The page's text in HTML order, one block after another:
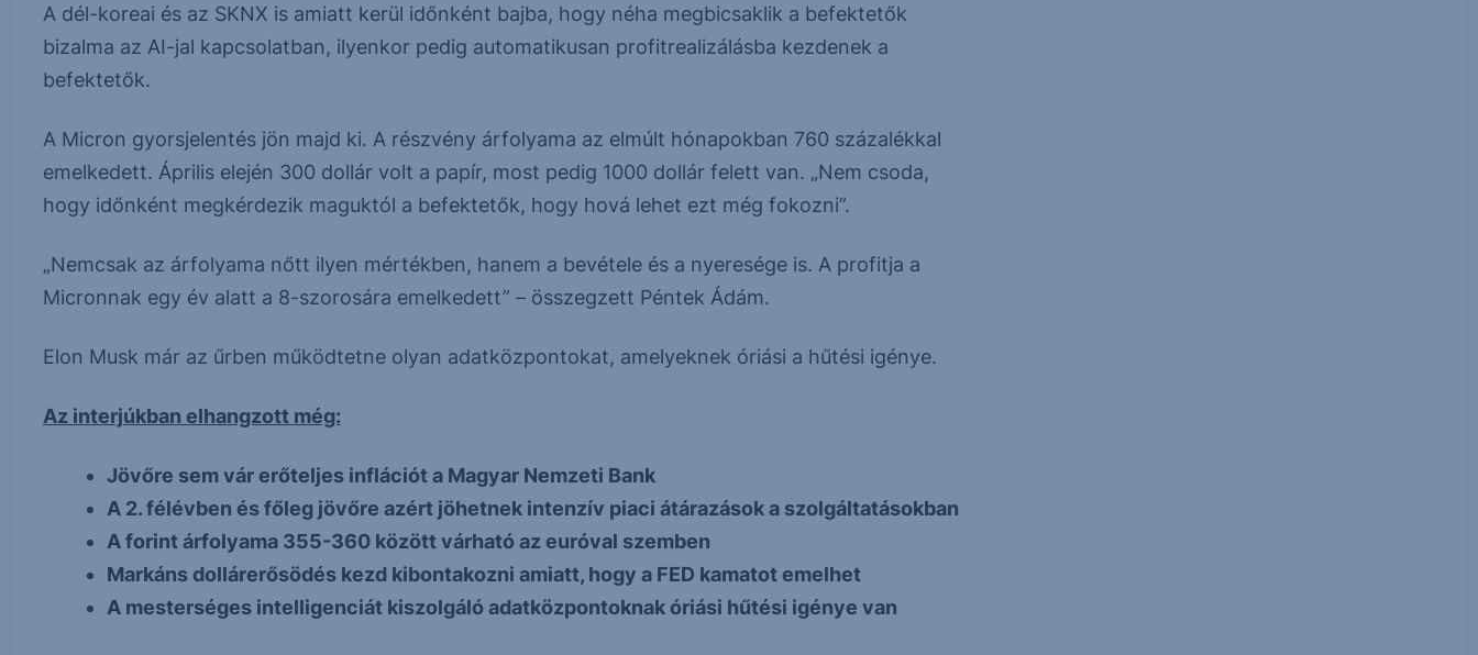
A dél-koreai és az SKNX is amiatt kerül időnként bajba, hogy néha megbicsaklik a befektetők
bizalma az AI-jal kapcsolatban, ilyenkor pedig automatikusan profitrealizálásba kezdenek a
befektetők.
A Micron gyorsjelentés jön majd ki. A részvény árfolyama az elmúlt hónapokban 760 százalékkal
emelkedett. Április elején 300 dollár volt a papír, most pedig 1000 dollár felett van. „Nem csoda,
hogy időnként megkérdezik maguktól a befektetők, hogy hová lehet ezt még fokozni”.
„Nemcsak az árfolyama nőtt ilyen mértékben, hanem a bevétele és a nyeresége is. A profitja a
Micronnak egy év alatt a 8-szorosára emelkedett” – összegzett Péntek Ádám.
Elon Musk már az űrben működtetne olyan adatközpontokat, amelyeknek óriási a hűtési igénye.
Az interjúkban elhangzott még:
Jövőre sem vár erőteljes inflációt a Magyar Nemzeti Bank
A 2. félévben és főleg jövőre azért jöhetnek intenzív piaci átárazások a szolgáltatásokban
A forint árfolyama 355-360 között várható az euróval szemben
Markáns dollárerősödés kezd kibontakozni amiatt, hogy a FED kamatot emelhet
A mesterséges intelligenciát kiszolgáló adatközpontoknak óriási hűtési igénye van